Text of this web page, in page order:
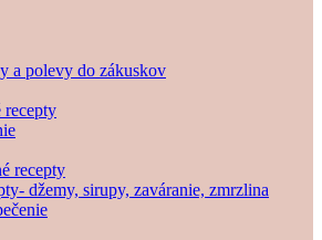
a polevy do zákuskov
recepty
recepty
džemy, sirupy, zaváranie, zmrzlina